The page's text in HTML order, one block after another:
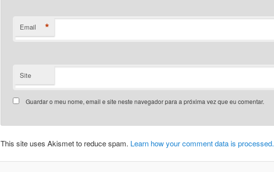
Email *
Site
Guardar o meu nome, email e site neste navegador para a próxima vez que eu comentar.
This site uses Akismet to reduce spam. Learn how your comment data is processed.